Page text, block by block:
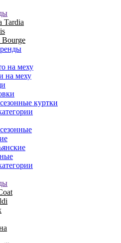
Tardia
на меху
на меху
куртки